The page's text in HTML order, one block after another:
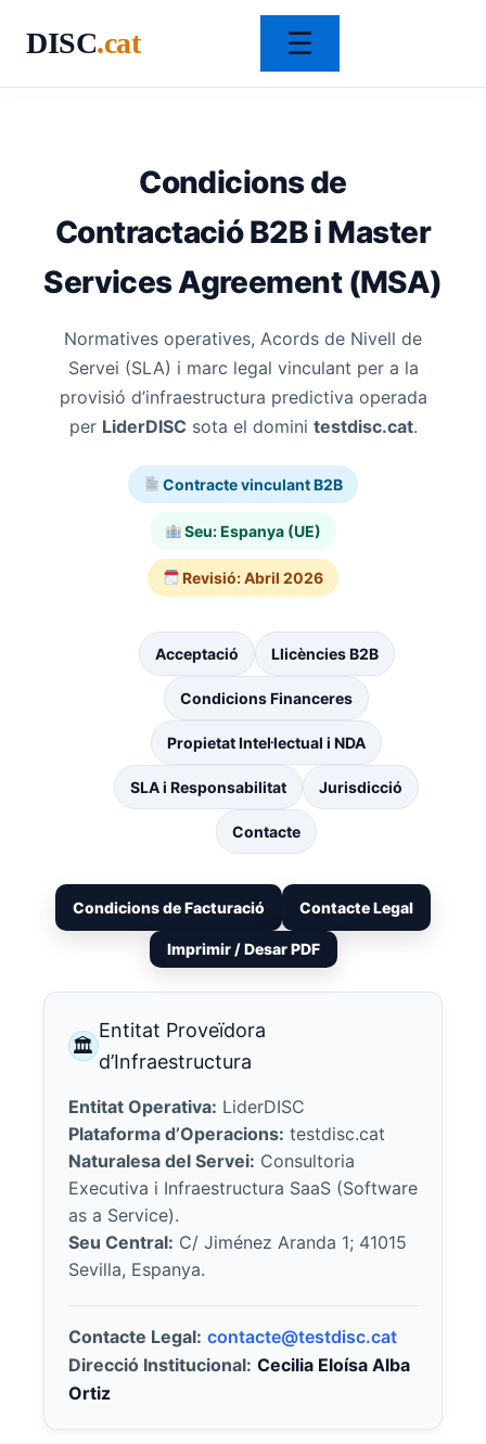
DISC.cat ☰
Condicions de
Contractació B2B i Master
Services Agreement (MSA)
Normatives operatives, Acords de Nivell de
Servei (SLA) i marc legal vinculant per a la
provisió d’infraestructura predictiva operada
per LiderDISC sota el domini testdisc.cat.
Contracte vinculant B2B
Seu: Espanya (UE)
Revisió: Abril 2026
Acceptació Llicències B2B
Condicions Financeres
Propietat Intel·lectual i NDA
SLA i Responsabilitat Jurisdicció
Contacte
Condicions de Facturació Contacte Legal
Imprimir / Desar PDF
🏛
Entitat Proveïdora
d’Infraestructura
Entitat Operativa: LiderDISC
Plataforma d’Operacions: testdisc.cat
Naturalesa del Servei: Consultoria
Executiva i Infraestructura SaaS (Software
as a Service).
Seu Central: C/ Jiménez Aranda 1; 41015
Sevilla, Espanya.
Contacte Legal: contacte@testdisc.cat
Direcció Institucional: Cecilia Eloísa Alba
Ortiz